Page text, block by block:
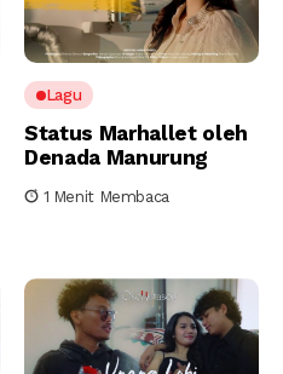
Lagu
Status Marhallet oleh
Denada Manurung
1 Menit Membaca